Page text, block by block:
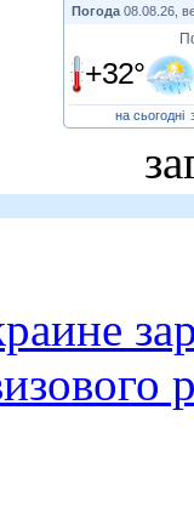
Погода 08.08.26,
+32°
на сьогодні